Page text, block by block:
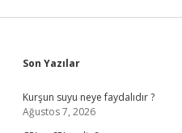
Sidebar
Son Yazılar
Kurşun suyu neye faydalıdır ?
Ağustos 7, 2026